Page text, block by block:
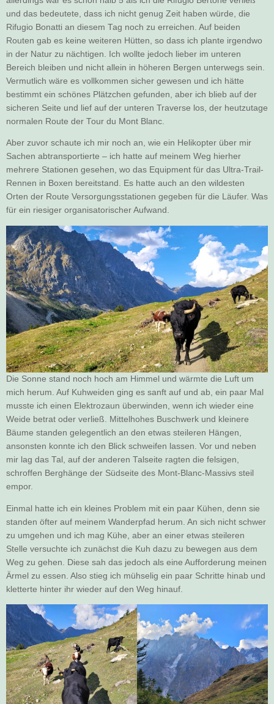
und das bedeutete, dass ich nicht genug Zeit haben würde, die
Rifugio Bonatti an diesem Tag noch zu erreichen. Auf beiden
Routen gab es keine weiteren Hütten, so dass ich plante irgendwo
in der Natur zu nächtigen. Ich wollte jedoch lieber im unteren
Bereich bleiben und nicht allein in höheren Bergen unterwegs sein.
Vermutlich wäre es vollkommen sicher gewesen und ich hätte
bestimmt ein schönes Plätzchen gefunden, aber ich blieb auf der
sicheren Seite und lief auf der unteren Traverse los, der heutzutage
normalen Route der Tour du Mont Blanc.
Aber zuvor schaute ich mir noch an, wie ein Helikopter über mir
Sachen abtransportierte – ich hatte auf meinem Weg hierher
mehrere Stationen gesehen, wo das Equipment für das Ultra-Trail-
Rennen in Boxen bereitstand. Es hatte auch an den wildesten
Orten der Route Versorgungsstationen gegeben für die Läufer. Was
für ein riesiger organisatorischer Aufwand.
Die Sonne stand noch hoch am Himmel und wärmte die Luft um
mich herum. Auf Kuhweiden ging es sanft auf und ab, ein paar Mal
musste ich einen Elektrozaun überwinden, wenn ich wieder eine
Weide betrat oder verließ. Mittelhohes Buschwerk und kleinere
Bäume standen gelegentlich an den etwas steileren Hängen,
ansonsten konnte ich den Blick schweifen lassen. Vor und neben
mir lag das Tal, auf der anderen Talseite ragten die felsigen,
schroffen Berghänge der Südseite des Mont-Blanc-Massivs steil
empor.
Einmal hatte ich ein kleines Problem mit ein paar Kühen, denn sie
standen öfter auf meinem Wanderpfad herum. An sich nicht schwer
zu umgehen und ich mag Kühe, aber an einer etwas steileren
Stelle versuchte ich zunächst die Kuh dazu zu bewegen aus dem
Weg zu gehen. Diese sah das jedoch als eine Aufforderung meinen
Ärmel zu essen. Also stieg ich mühselig ein paar Schritte hinab und
kletterte hinter ihr wieder auf den Weg hinauf.